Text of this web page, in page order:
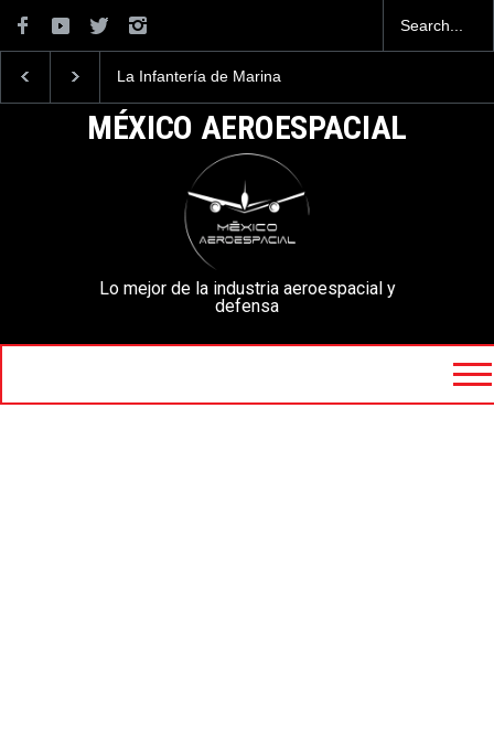
La Armada de México
superficie
la Armada de México
MÉXICO AEROESPACIAL
Lo mejor de la industria aeroespacial y
defensa